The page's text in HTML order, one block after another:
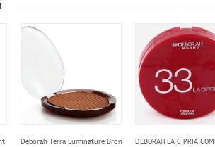
Creator N°1
Deborah Terra Luminature Bronzing Powder N°4
DEBORAH LA CIPRIA